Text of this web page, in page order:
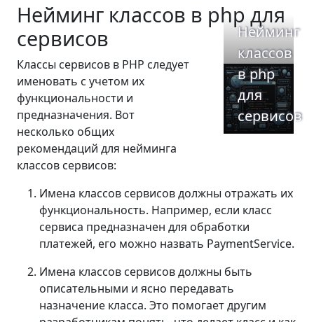
Нейминг классов в php для
сервисов
Нейминг
классов
в php
для
сервисов
Классы сервисов в PHP следует
именовать с учетом их
функциональности и
предназначения. Вот
несколько общих
рекомендаций для нейминга
классов сервисов:
Имена классов сервисов должны отражать их
функциональность. Например, если класс
сервиса предназначен для обработки
платежей, его можно назвать PaymentService.
Имена классов сервисов должны быть
описательными и ясно передавать
назначение класса. Это помогает другим